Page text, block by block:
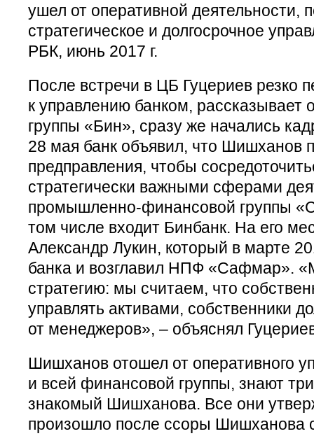
ушел от оперативной деятельности,
стратегическое и долгосрочное
РБК, июнь 2017 г.
После встречи в ЦБ Гуцериев резко
к управлению банком, рассказывает
группы «Бин», сразу же начались
28 мая банк объявил, что Шишханов
предправления, чтобы
стратегически важными сферами
промышленно-финансовой группы
том числе входит Бинбанк. На его
Александр Лукин, который в марте
банка и возглавил НПФ «Сафмар».
стратегию: мы считаем, что
управлять активами, собственники
от менеджеров», – объяснял
Шишханов отошел от оперативного
и всей финансовой группы, знают
знакомый Шишханова. Все они
произошло после ссоры Шишханова